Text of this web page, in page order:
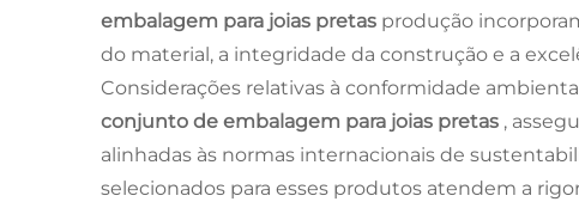
embalagem para joias pretas produção
do material, a integridade da construção e a
Considerações relativas à conformidade
conjunto de embalagem para joias pretas ,
alinhadas às normas internacionais de
selecionados para esses produtos atendem a